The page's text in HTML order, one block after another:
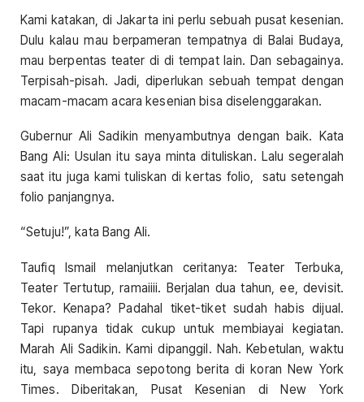
Kami katakan, di Jakarta ini perlu sebuah pusat kesenian.
Dulu kalau mau berpameran tempatnya di Balai Budaya,
mau berpentas teater di di tempat lain. Dan sebagainya.
Terpisah-pisah. Jadi, diperlukan sebuah tempat dengan
macam-macam acara kesenian bisa diselenggarakan.
Gubernur Ali Sadikin menyambutnya dengan baik. Kata
Bang Ali: Usulan itu saya minta dituliskan. Lalu segeralah
saat itu juga kami tuliskan di kertas folio, satu setengah
folio panjangnya.
“Setuju!”, kata Bang Ali.
Taufiq Ismail melanjutkan ceritanya: Teater Terbuka,
Teater Tertutup, ramaiiii. Berjalan dua tahun, ee, devisit.
Tekor. Kenapa? Padahal tiket-tiket sudah habis dijual.
Tapi rupanya tidak cukup untuk membiayai kegiatan.
Marah Ali Sadikin. Kami dipanggil. Nah. Kebetulan, waktu
itu, saya membaca sepotong berita di koran New York
Times. Diberitakan, Pusat Kesenian di New York